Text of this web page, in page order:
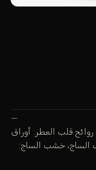
روائح قلب العطر: أوراق
الساج، خشب الساج: